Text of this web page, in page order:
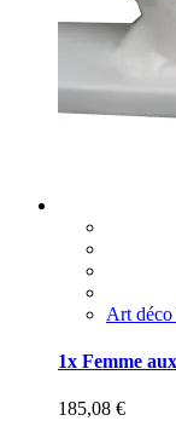
Art
1x Femme
185,08 €